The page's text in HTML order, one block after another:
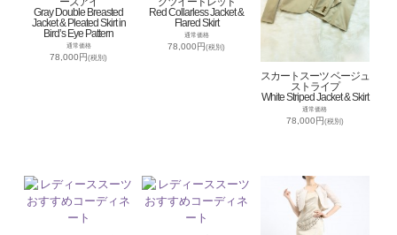
Gray Double Breasted
Jacket & Pleated Skirt in
Bird’s Eye Pattern
通常価格
78,000円(税別)
Red Collarless Jacket &
Flared Skirt
通常価格
78,000円(税別)
スカートスーツ ベージュ
ストライプ
White Striped Jacket & Skirt
通常価格
78,000円 (税別)